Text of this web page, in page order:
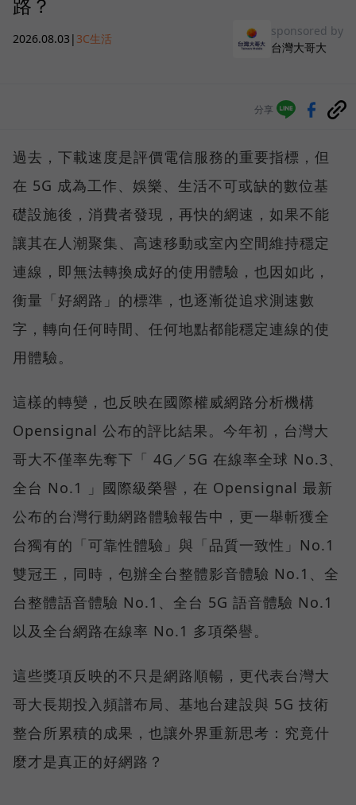
2026.08.03 | 3C生活
sponsored by
台灣大哥大
分享
過去，下載速度是評價電信服務的重要指標，但
在 5G 成為工作、娛樂、生活不可或缺的數位基
礎設施後，消費者發現，再快的網速，如果不能
讓其在人潮聚集、高速移動或室內空間維持穩定
連線，即無法轉換成好的使用體驗，也因如此，
衡量「好網路」的標準，也逐漸從追求測速數
字，轉向任何時間、任何地點都能穩定連線的使
用體驗。
這樣的轉變，也反映在國際權威網路分析機構
Opensignal 公布的評比結果。今年初，台灣大
哥大不僅率先奪下「 4G／5G 在線率全球 No.3、
全台 No.1 」國際級榮譽，在 Opensignal 最新
公布的台灣行動網路體驗報告中，更一舉斬獲全
台獨有的「可靠性體驗」與「品質一致性」No.1
雙冠王，同時，包辦全台整體影音體驗 No.1、全
台整體語音體驗 No.1、全台 5G 語音體驗 No.1
以及全台網路在線率 No.1 多項榮譽。
這些獎項反映的不只是網路順暢，更代表台灣大
哥大長期投入頻譜布局、基地台建設與 5G 技術
整合所累積的成果，也讓外界重新思考：究竟什
麼才是真正的好網路？